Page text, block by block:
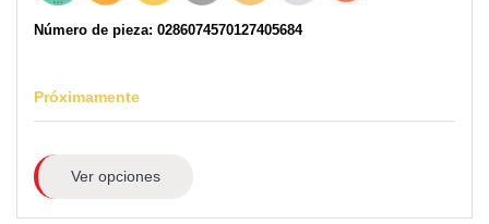
Número de pieza: 0286074570127405684
Próximamente
Ver opciones